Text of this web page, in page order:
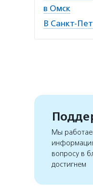
в Омск
В Cанкт-
Мы
вопросу в
достигнем